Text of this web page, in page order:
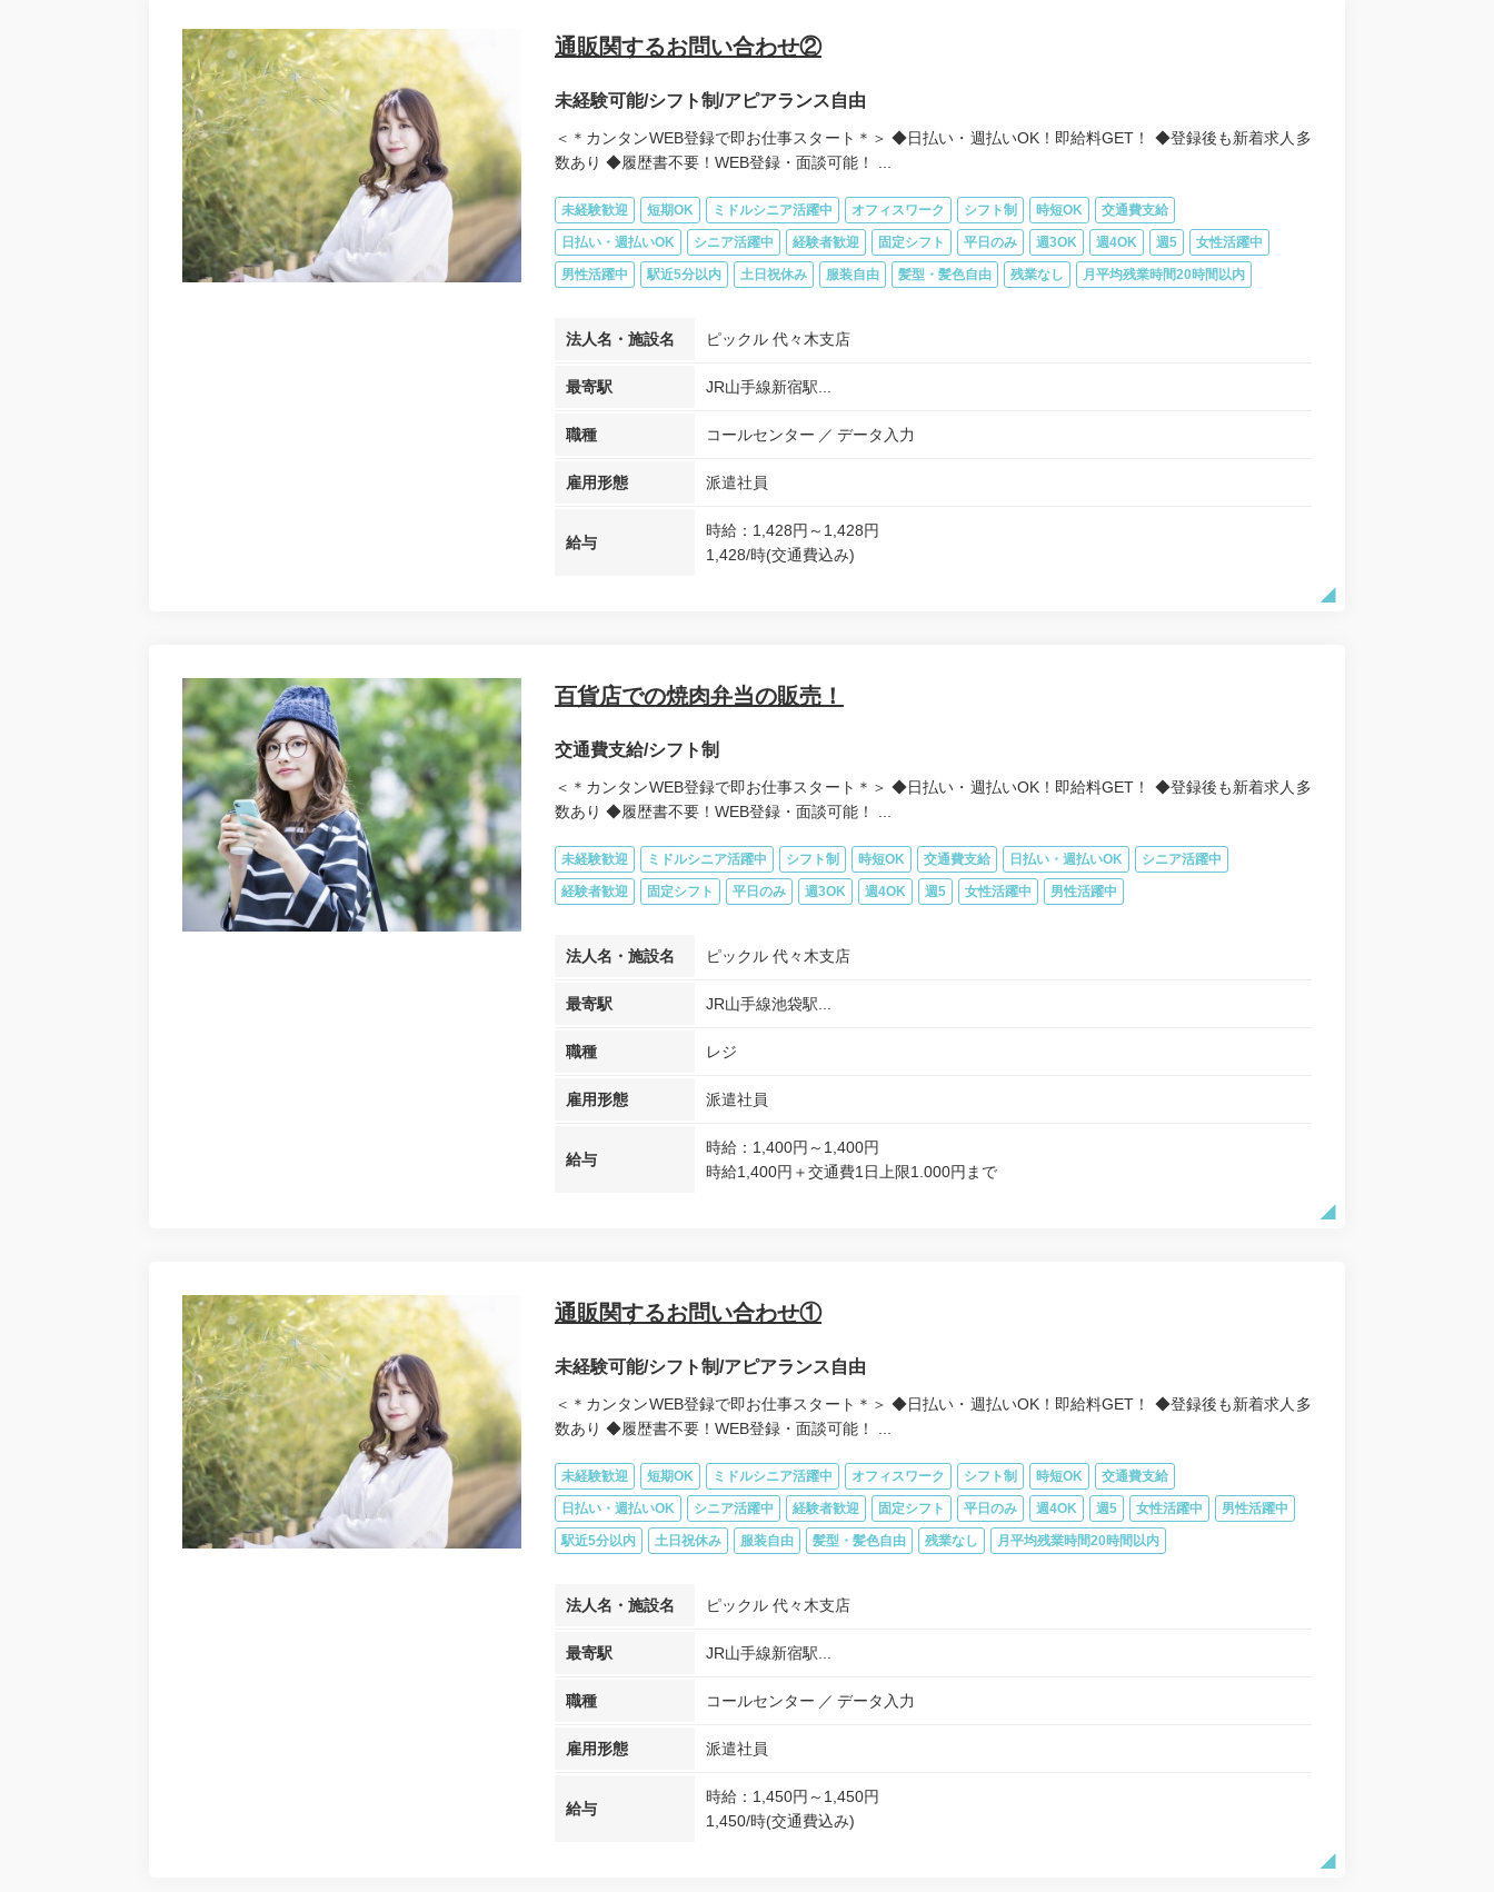
通販関するお問い合わせ②
未経験可能/シフト制/アピアランス自由
＜＊カンタンWEB登録で即お仕事スタート＊＞ ◆日払い・週払いOK！即給料GET！ ◆登録後も新着求人多
数あり ◆履歴書不要！WEB登録・面談可能！ ...
未経験歓迎 短期OK ミドルシニア活躍中 オフィスワーク シフト制 時短OK 交通費支給
日払い・週払いOK シニア活躍中 経験者歓迎 固定シフト 平日のみ 週3OK 週4OK 週5 女性活躍中
男性活躍中 駅近5分以内 土日祝休み 服装自由 髪型・髪色自由 残業なし 月平均残業時間20時間以内
法人名・施設名 ピックル 代々木支店
最寄駅 JR山手線新宿駅...
職種 コールセンター データ入力
雇用形態 派遣社員
給与
時給：1,428円～1,428円
1,428/時(交通費込み)
百貨店での焼肉弁当の販売！
交通費支給/シフト制
＜＊カンタンWEB登録で即お仕事スタート＊＞ ◆日払い・週払いOK！即給料GET！ ◆登録後も新着求人多
数あり ◆履歴書不要！WEB登録・面談可能！ ...
未経験歓迎 ミドルシニア活躍中 シフト制 時短OK 交通費支給 日払い・週払いOK シニア活躍中
経験者歓迎 固定シフト 平日のみ 週3OK 週4OK 週5 女性活躍中 男性活躍中
法人名・施設名 ピックル 代々木支店
最寄駅 JR山手線池袋駅...
職種 レジ
雇用形態 派遣社員
給与
時給：1,400円～1,400円
時給1,400円＋交通費1日上限1.000円まで
通販関するお問い合わせ①
未経験可能/シフト制/アピアランス自由
＜＊カンタンWEB登録で即お仕事スタート＊＞ ◆日払い・週払いOK！即給料GET！ ◆登録後も新着求人多
数あり ◆履歴書不要！WEB登録・面談可能！ ...
未経験歓迎 短期OK ミドルシニア活躍中 オフィスワーク シフト制 時短OK 交通費支給
日払い・週払いOK シニア活躍中 経験者歓迎 固定シフト 平日のみ 週4OK 週5 女性活躍中 男性活躍中
駅近5分以内 土日祝休み 服装自由 髪型・髪色自由 残業なし 月平均残業時間20時間以内
法人名・施設名 ピックル 代々木支店
最寄駅 JR山手線新宿駅...
職種 コールセンター データ入力
雇用形態 派遣社員
給与
時給：1,450円～1,450円
1,450/時(交通費込み)